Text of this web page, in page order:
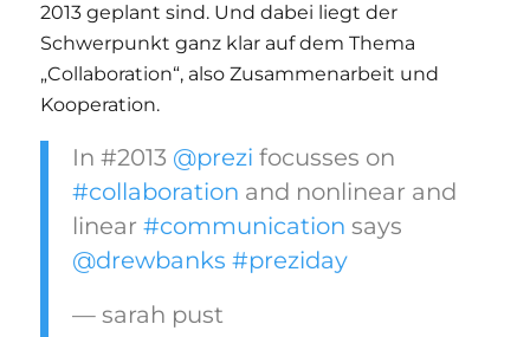
2013 geplant sind. Und dabei liegt der
Schwerpunkt ganz klar auf dem Thema
„Collaboration“, also Zusammenarbeit und
Kooperation.
In #2013 @prezi focusses on
#collaboration and nonlinear and
linear #communication says
@drewbanks #preziday
— sarah pust